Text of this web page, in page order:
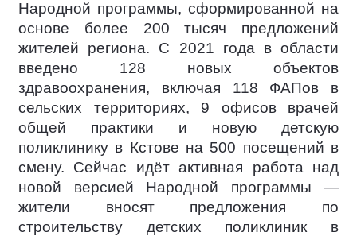
Народной программы, сформированной на
основе более 200 тысяч предложений
жителей региона. С 2021 года в области
введено 128 новых объектов
здравоохранения, включая 118 ФАПов в
сельских территориях, 9 офисов врачей
общей практики и новую детскую
поликлинику в Кстове на 500 посещений в
смену. Сейчас идёт активная работа над
новой версией Народной программы —
жители вносят предложения по
строительству детских поликлиник в